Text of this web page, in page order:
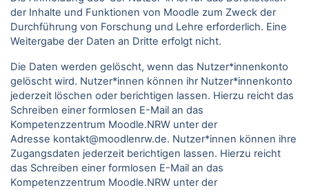
der Inhalte und Funktionen von Moodle zum Zweck der
Durchführung von Forschung und Lehre erforderlich. Eine
Weitergabe der Daten an Dritte erfolgt nicht.
Die Daten werden gelöscht, wenn das Nutzer*innenkonto
gelöscht wird. Nutzer*innen können ihr Nutzer*innenkonto
jederzeit löschen oder berichtigen lassen. Hierzu reicht das
Schreiben einer formlosen E-Mail an das
Kompetenzzentrum Moodle.NRW unter der
Adresse kontakt@moodlenrw.de. Nutzer*innen können ihre
Zugangsdaten jederzeit berichtigen lassen. Hierzu reicht
das Schreiben einer formlosen E-Mail an das
Kompetenzzentrum Moodle.NRW unter der